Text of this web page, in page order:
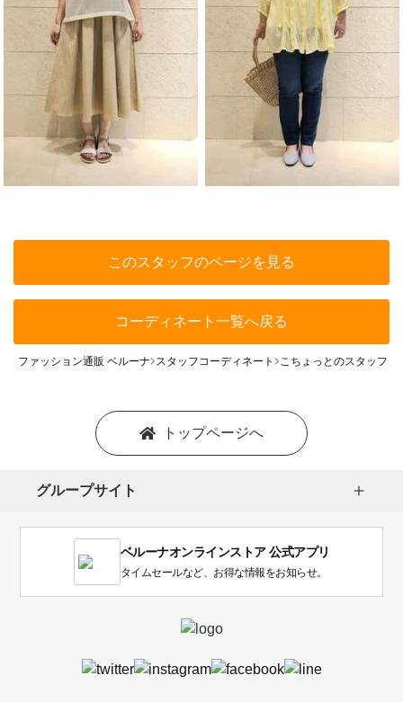
このスタッフのページを見る
コーディネート一覧へ戻る
ファッション通販 ベルーナ スタッフコーディネート こちょっとのスタッフコ
トップページへ
グループサイト
ベルーナオンラインストア 公式アプリ
タイムセールなど、お得な情報をお知らせ。